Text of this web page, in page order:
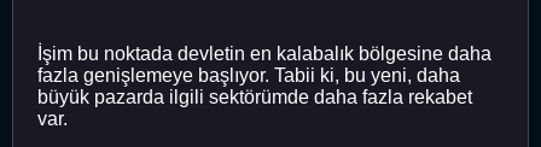
İşim bu noktada devletin en kalabalık bölgesine daha
fazla genişlemeye başlıyor. Tabii ki, bu yeni, daha
büyük pazarda ilgili sektörümde daha fazla rekabet
var.